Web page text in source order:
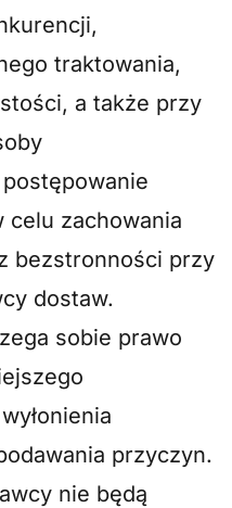
traktowania,
a także przy
zachowania
bezstronności przy
dostaw.
sobie prawo
przyczyn.
nie będą